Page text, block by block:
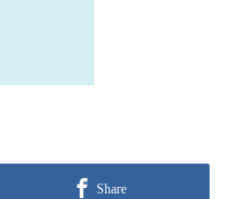
Share